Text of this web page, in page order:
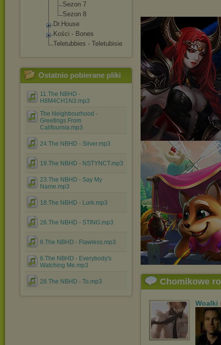
Sezon 7
Sezon 8
Dr.House
Kości - Bones
Teletubbies - Teletubisie
Ostatnio pobierane pliki
11.The NBHD -
H8M4CH1N3.mp3
The Neighbourhood -
Greetings From
Califournia.mp3
24.The NBHD - Silver.mp3
19.The NBHD - NSTYNCT.mp3
23.The NBHD - Say My
Name.mp3
18.The NBHD - Lurk.mp3
26.The NBHD - STING.mp3
8.The NBHD - Flawless.mp3
6.The NBHD - Everybody's
Watching Me.mp3
28.The NBHD - To.mp3 Chomikowe
Woalki